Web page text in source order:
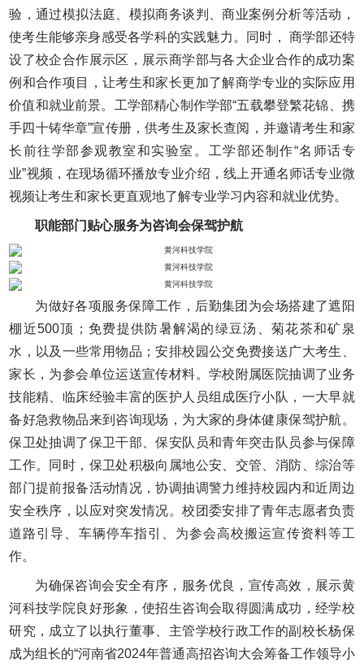
验，通过模拟法庭、模拟商务谈判、商业案例分析等活动，
使考生能够亲身感受各学科的实践魅力。同时， 商学部还特
设了校企合作展示区，展示商学部与各大企业合作的成功案
例和合作项目，让考生和家长更加了解商学专业的实际应用
价值和就业前景。工学部精心制作学部“五载攀登繁花锦、携
手四十铸华章”宣传册，供考生及家长查阅，并邀请考生和家
长前往学部参观教室和实验室。工学部还制作“名师话专
业”视频，在现场循环播放专业介绍，线上开通名师话专业微
视频让考生和家长更直观地了解专业学习内容和就业优势。
职能部门贴心服务为咨询会保驾护航
为做好各项服务保障工作，后勤集团为会场搭建了遮阳
棚近500顶；免费提供防暑解渴的绿豆汤、菊花茶和矿泉
水，以及一些常用物品；安排校园公交免费接送广大考生、
家长，为参会单位运送宣传材料。学校附属医院抽调了业务
技能精、临床经验丰富的医护人员组成医疗小队，一大早就
备好急救物品来到咨询现场，为大家的身体健康保驾护航。
保卫处抽调了保卫干部、保安队员和青年突击队员参与保障
工作。同时，保卫处积极向属地公安、交管、消防、综治等
部门提前报备活动情况，协调抽调警力维持校园内和近周边
安全秩序，以应对突发情况。校团委安排了青年志愿者负责
道路引导、车辆停车指引、为参会高校搬运宣传资料等工
作。
为确保咨询会安全有序，服务优良，宣传高效，展示黄
河科技学院良好形象，使招生咨询会取得圆满成功，经学校
研究，成立了以执行董事、主管学校行政工作的副校长杨保
成为组长的“河南省2024年普通高招咨询大会筹备工作领导小